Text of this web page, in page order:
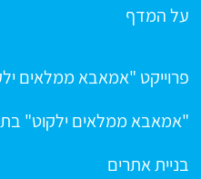
על המדף
פרוייקט "אמאבא ממלאים
"אמאבא ממלאים ילקוט"
בניית אתרים